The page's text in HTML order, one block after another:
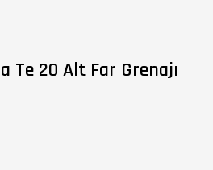
Te 20 Alt Far Grenajı